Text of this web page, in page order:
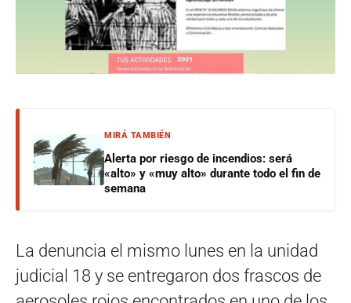
MIRÁ TAMBIÉN
Alerta por riesgo de incendios: será
«alto» y «muy alto» durante todo el fin de
semana
La denuncia el mismo lunes en la unidad
judicial 18 y se entregaron dos frascos de